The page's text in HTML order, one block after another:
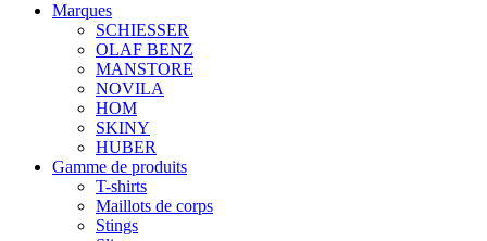
Marques
SCHIESSER
OLAF BENZ
MANSTORE
NOVILA
HOM
SKINY
HUBER
Gamme de produits
T-shirts
Maillots de corps
Stings